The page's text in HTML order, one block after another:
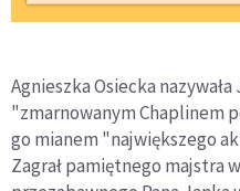
Agnieszka Osiecka
"zmarnowanym Chaplinem
go mianem "największego
Zagrał pamiętnego majstra